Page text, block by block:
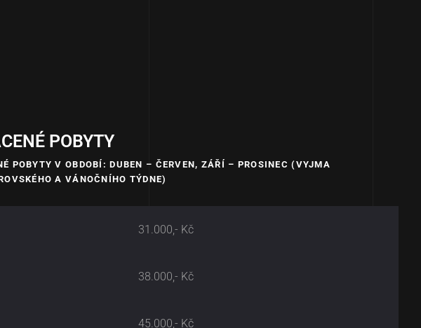
POBYTY
POBYTY V OBDOBÍ: DUBEN – ČERVEN, ZÁŘÍ – PROSINEC (VYJMA
A VÁNOČNÍHO TÝDNE)
31.000,- Kč
38.000,- Kč
45.000,- Kč